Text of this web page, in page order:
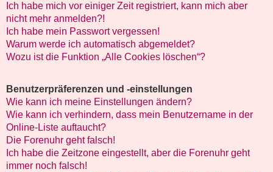
Ich habe mich vor einiger Zeit registriert, kann mich aber
nicht mehr anmelden?!
Ich habe mein Passwort vergessen!
Warum werde ich automatisch abgemeldet?
Wozu ist die Funktion „Alle Cookies löschen“?
Benutzerpräferenzen und -einstellungen
Wie kann ich meine Einstellungen ändern?
Wie kann ich verhindern, dass mein Benutzername in der
Online-Liste auftaucht?
Die Forenuhr geht falsch!
Ich habe die Zeitzone eingestellt, aber die Forenuhr geht
immer noch falsch!